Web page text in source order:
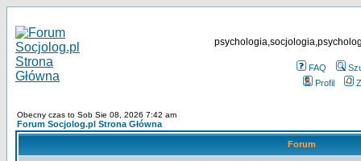
FAQ
Profil
Obecny czas to Sob Sie 08, 2026 7:42 am
Forum Socjolog.pl Strona Główna
Forum